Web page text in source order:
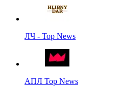
ЛЧ - Top News
АПЛ Top News